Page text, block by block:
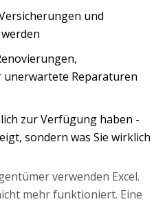
und
Reparaturen
zur Verfügung haben -
sondern was Sie wirklich
verwenden Excel.
mehr funktioniert. Eine